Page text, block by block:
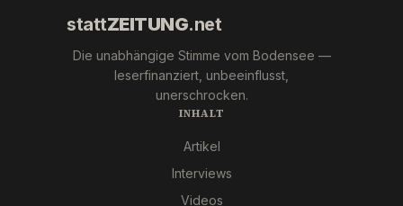
stattZEITUNG.net
Die unabhängige Stimme vom Bodensee —
leserfinanziert, unbeeinflusst,
unerschrocken.
INHALT
Artikel
Interviews
Videos